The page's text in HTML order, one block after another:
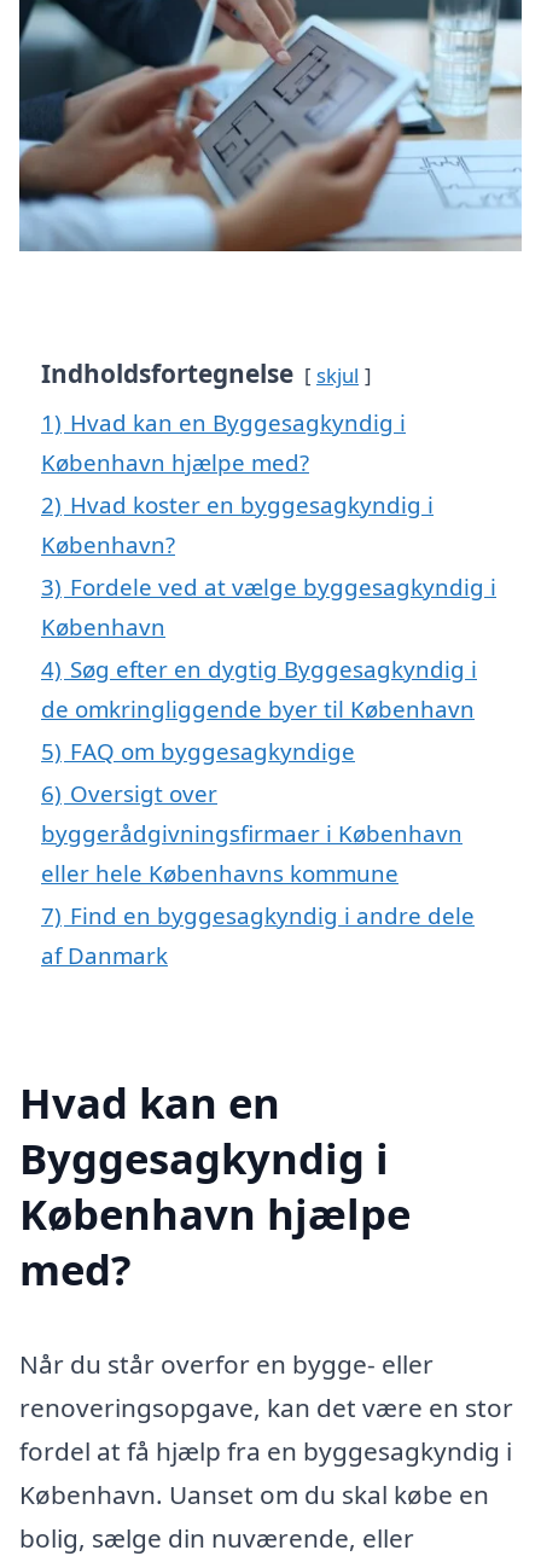
Indholdsfortegnelse skjul
1) Hvad kan en Byggesagkyndig i
København hjælpe med?
2) Hvad koster en byggesagkyndig i
København?
3) Fordele ved at vælge byggesagkyndig i
København
4) Søg efter en dygtig Byggesagkyndig i
de omkringliggende byer til København
5) FAQ om byggesagkyndige
6) Oversigt over
byggerådgivningsfirmaer i København
eller hele Københavns kommune
7) Find en byggesagkyndig i andre dele
af Danmark
Hvad kan en
Byggesagkyndig i
København hjælpe
med?
Når du står overfor en bygge- eller
renoveringsopgave, kan det være en stor
fordel at få hjælp fra en byggesagkyndig i
København. Uanset om du skal købe en
bolig, sælge din nuværende, eller